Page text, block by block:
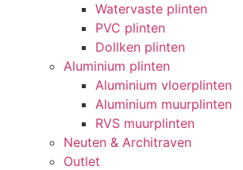
Watervaste plinten
PVC plinten
Dollken plinten
Aluminium plinten
Aluminium vloerplinten
Aluminium muurplinten
RVS muurplinten
Neuten & Architraven
Outlet